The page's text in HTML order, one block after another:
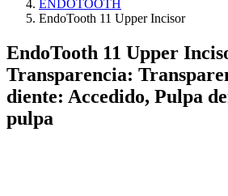
ENDOTOOTH
EndoTooth 11 Upper Incisor
EndoTooth 11 Upper
Transparencia:
diente: Accedido, Pulpa
pulpa